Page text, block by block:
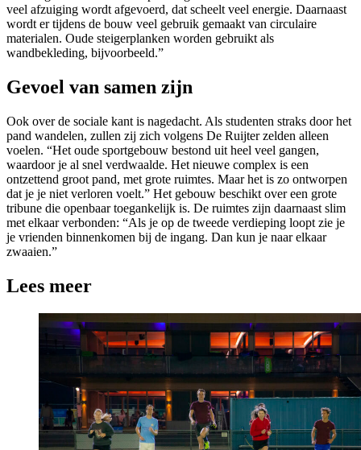
veel afzuiging wordt afgevoerd, dat scheelt veel energie. Daarnaast
wordt er tijdens de bouw veel gebruik gemaakt van circulaire
materialen. Oude steigerplanken worden gebruikt als
wandbekleding, bijvoorbeeld.”
Gevoel van samen zijn
Ook over de sociale kant is nagedacht. Als studenten straks door het
pand wandelen, zullen zij zich volgens De Ruijter zelden alleen
voelen. “Het oude sportgebouw bestond uit heel veel gangen,
waardoor je al snel verdwaalde. Het nieuwe complex is een
ontzettend groot pand, met grote ruimtes. Maar het is zo ontworpen
dat je je niet verloren voelt.” Het gebouw beschikt over een grote
tribune die openbaar toegankelijk is. De ruimtes zijn daarnaast slim
met elkaar verbonden: “Als je op de tweede verdieping loopt zie je
je vrienden binnenkomen bij de ingang. Dan kun je naar elkaar
zwaaien.”
Lees meer